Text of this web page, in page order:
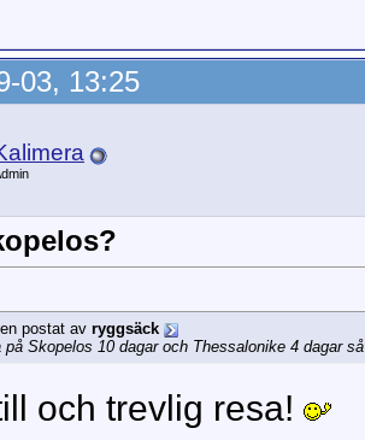
03, 13:25
postat av ryggsäck
på Skopelos 10 dagar och Thessalonike 4 dagar
och trevlig resa!